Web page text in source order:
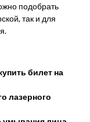
подобрать
так и для
билет на
лазерного